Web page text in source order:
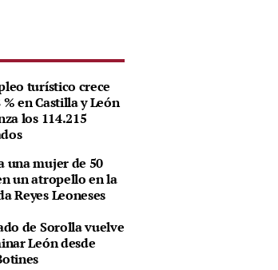
turístico crece
en Castilla y León
los 114.215
una mujer de 50
un atropello en la
Reyes Leoneses
de Sorolla vuelve
León desde